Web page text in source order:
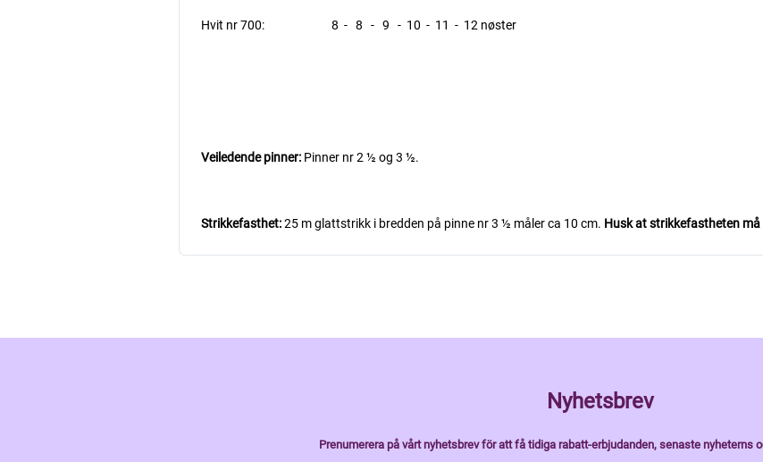
Hvit nr 700: 8 - 8 - 9 - 10 - 11 - 12 nøster
Veiledende pinner:Pinner nr 2 ½ og 3 ½.
Strikkefasthet:25 m glattstrikk i bredden på pinne nr 3 ½ måler ca 10 cm. Husk at strikkefastheten
Nyhetsbrev
Prenumerera på vårt nyhetsbrev för att få tidiga rabatt-erbjudanden, senaste nyheterns